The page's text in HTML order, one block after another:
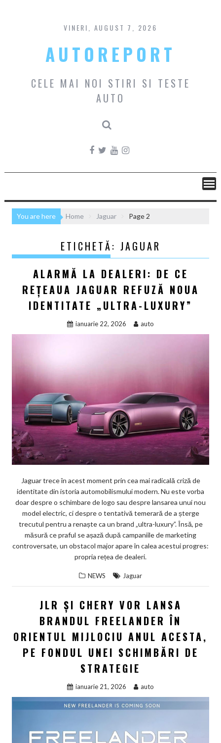
content
VINERI, AUGUST 7, 2026
AUTOREPORT
CELE MAI NOI STIRI SI TESTE
AUTO
You are here Home Jaguar Page 2
ETICHETĂ: JAGUAR
ALARMĂ LA DEALERI: DE CE
REȚEAUA JAGUAR REFUZĂ NOUA
IDENTITATE „ULTRA-LUXURY”
ianuarie 22, 2026 auto
Jaguar trece în acest moment prin cea mai radicală criză de
identitate din istoria automobilismului modern. Nu este vorba
doar despre o schimbare de logo sau despre lansarea unui nou
model electric, ci despre o tentativă temerară de a șterge
trecutul pentru a renaște ca un brand „ultra-luxury”. Însă, pe
măsură ce praful se așază după campaniile de marketing
controversate, un obstacol major apare în calea acestui progres:
propria rețea de dealeri.
NEWS Jaguar
JLR ȘI CHERY VOR LANSA
BRANDUL FREELANDER ÎN
ORIENTUL MIJLOCIU ANUL ACESTA,
PE FONDUL UNEI SCHIMBĂRI DE
STRATEGIE
ianuarie 21, 2026 auto